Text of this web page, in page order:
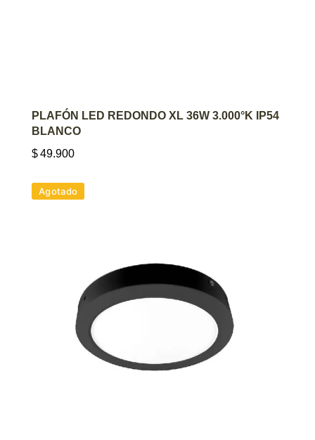
AGREGAR AL CARRITO
PLAFÓN LED REDONDO XL 36W 3.000°K IP54
BLANCO
$49.900
Agotado